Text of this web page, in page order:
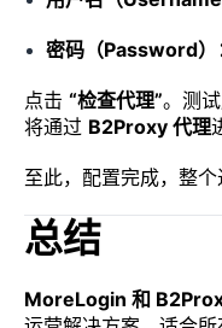
密码（Password）
点击 “检查代理”。测
将通过 B2Proxy 代理
至此，配置完成，整个
总结
MoreLogin 和